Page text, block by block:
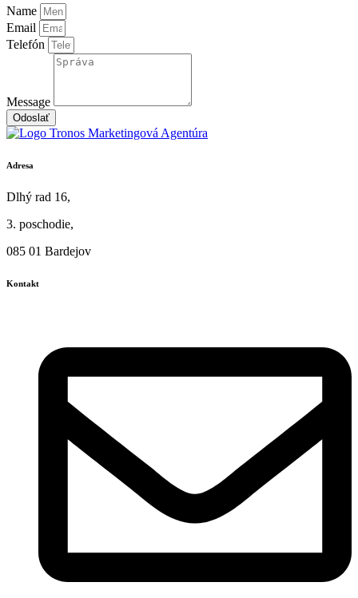
Name
Email
Telefón
Message
Odoslať
Adresa
Dlhý rad 16,
3. poschodie,
085 01 Bardejov
Kontakt